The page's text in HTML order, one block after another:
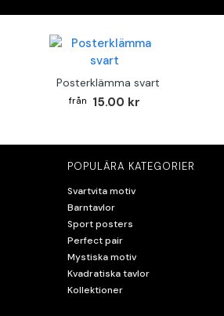
Posterklämma svart
15.00 kr
POPULÄRA KATEGORIER
Svartvita motiv
Barntavlor
Sport posters
Perfect pair
Mystiska motiv
Kvadratiska tavlor
Kollektioner